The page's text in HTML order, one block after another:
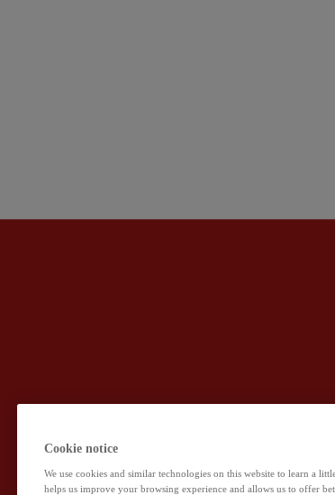
Cookie notice
We use cookies and similar technologies on this website to learn a
helps us improve your browsing experience and allows us to offer